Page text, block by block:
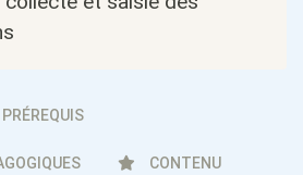
PRÉREQUIS
CONTENU